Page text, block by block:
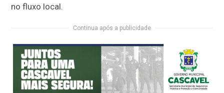
no fluxo local.
Continua após a publicidade